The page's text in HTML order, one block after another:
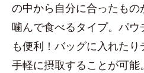
の中から自分に合ったも
噛んで食べるタイプ。パ
も便利！バッグに入れた
手軽に摂取することが可能。